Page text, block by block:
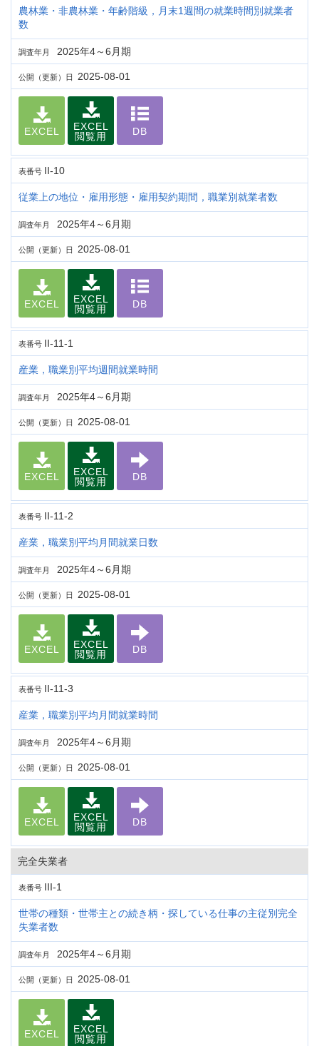
農林業・非農林業・年齢階級，月末1週間の就業時間別就業者
数
調査年月 2025年4～6月期
公開（更新）日 2025-08-01
EXCEL
EXCEL
閲覧用
DB
表番号 II-10
従業上の地位・雇用形態・雇用契約期間，職業別就業者数
調査年月 2025年4～6月期
公開（更新）日 2025-08-01
EXCEL
EXCEL
閲覧用
DB
表番号 II-11-1
産業，職業別平均週間就業時間
調査年月 2025年4～6月期
公開（更新）日 2025-08-01
EXCEL
EXCEL
閲覧用
DB
表番号 II-11-2
産業，職業別平均月間就業日数
調査年月 2025年4～6月期
公開（更新）日 2025-08-01
EXCEL
EXCEL
閲覧用
DB
表番号 II-11-3
産業，職業別平均月間就業時間
調査年月 2025年4～6月期
公開（更新）日 2025-08-01
EXCEL
EXCEL
閲覧用
DB
完全失業者
表番号 III-1
世帯の種類・世帯主との続き柄・探している仕事の主従別完全
失業者数
調査年月 2025年4～6月期
公開（更新）日 2025-08-01
EXCEL
EXCEL
閲覧用